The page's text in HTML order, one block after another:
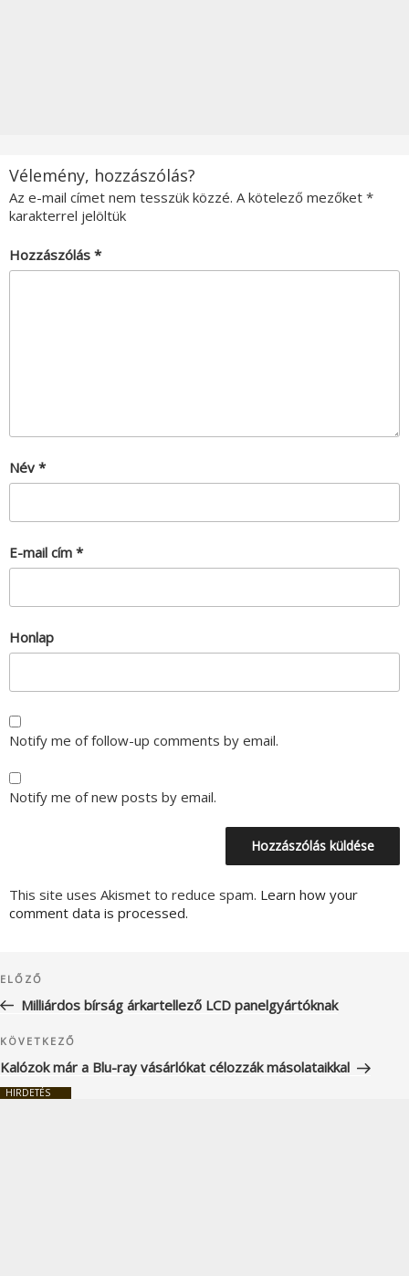
Vélemény, hozzászólás?
Az e-mail címet nem tesszük közzé. A kötelező mezőket *
karakterrel jelöltük
Hozzászólás *
Név *
E-mail cím *
Honlap
Notify me of follow-up comments by email.
Notify me of new posts by email.
This site uses Akismet to reduce spam. Learn how your
comment data is processed.
navigáció
Korábbi
bejegyzés
ELŐZŐ
Milliárdos bírság árkartellező LCD panelgyártóknak
Következő
bejegyzés
KÖVETKEZŐ
Kalózok már a Blu-ray vásárlókat célozzák másolataikkal
HIRDETÉS